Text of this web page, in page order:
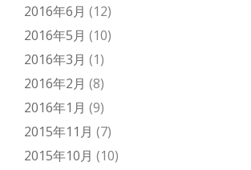
2016年6月 (12)
2016年5月 (10)
2016年3月 (1)
2016年2月 (8)
2016年1月 (9)
2015年11月 (7)
2015年10月 (10)